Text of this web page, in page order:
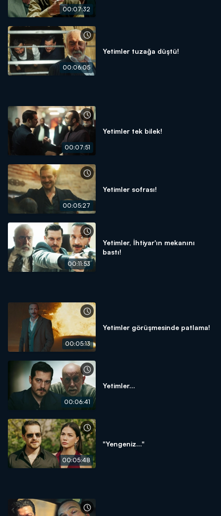
00:07:32
00:06:05
Yetimler tuzağa düştü!
00:07:51
Yetimler tek bilek!
00:05:27
Yetimler sofrası!
00:11:53
Yetimler, İhtiyar'ın mekanını
bastı!
00:05:13
Yetimler görüşmesinde patlama!
00:06:41
Yetimler...
00:05:48
"Yengeniz..."